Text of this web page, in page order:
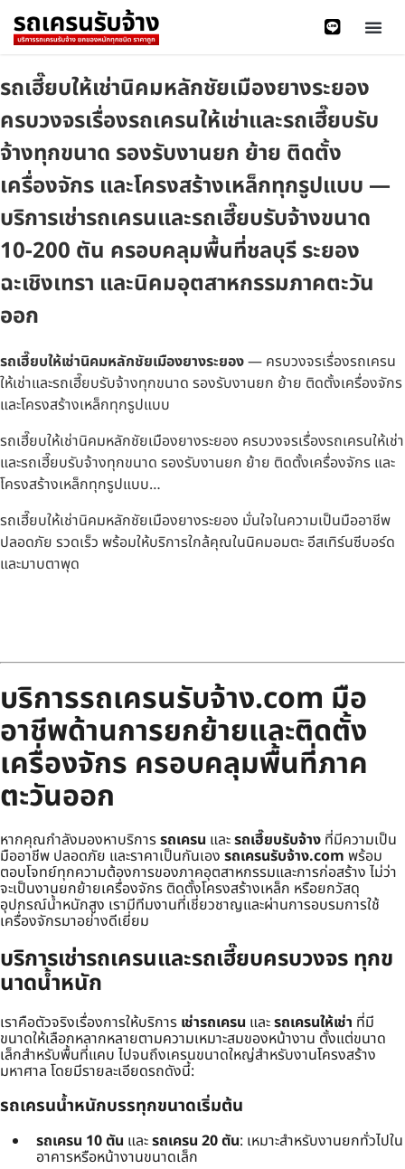
รถเฮี๊ยบให้เช่านิคมหลักชัยเมืองยางระยอง
ครบวงจรเรื่องรถเครนให้เช่าและรถเฮี๊ยบรับ
จ้างทุกขนาด รองรับงานยก ย้าย ติดตั้ง
เครื่องจักร และโครงสร้างเหล็กทุกรูปแบบ —
บริการเช่ารถเครนและรถเฮี๊ยบรับจ้างขนาด
10-200 ตัน ครอบคลุมพื้นที่ชลบุรี ระยอง
ฉะเชิงเทรา และนิคมอุตสาหกรรมภาคตะวัน
ออก
รถเฮี๊ยบให้เช่านิคมหลักชัยเมืองยางระยอง— ครบวงจรเรื่องรถเครน
ให้เช่าและรถเฮี๊ยบรับจ้างทุกขนาด รองรับงานยก ย้าย ติดตั้งเครื่องจักร
และโครงสร้างเหล็กทุกรูปแบบ
รถเฮี๊ยบให้เช่านิคมหลักชัยเมืองยางระยอง ครบวงจรเรื่องรถเครนให้เช่า
และรถเฮี๊ยบรับจ้างทุกขนาด รองรับงานยก ย้าย ติดตั้งเครื่องจักร และ
โครงสร้างเหล็กทุกรูปแบบ…
รถเฮี๊ยบให้เช่านิคมหลักชัยเมืองยางระยอง มั่นใจในความเป็นมืออาชีพ
ปลอดภัย รวดเร็ว พร้อมให้บริการใกล้คุณในนิคมอมตะ อีสเทิร์นซีบอร์ด
และมาบตาพุด
บริการรถเครนรับจ้าง.com มือ
อาชีพด้านการยกย้ายและติดตั้ง
เครื่องจักร ครอบคลุมพื้นที่ภาค
ตะวันออก
หากคุณกำลังมองหาบริการรถเครน และรถเฮี๊ยบรับจ้าง ที่มีความเป็น
มืออาชีพ ปลอดภัย และราคาเป็นกันเอง รถเครนรับจ้าง.com พร้อม
ตอบโจทย์ทุกความต้องการของภาคอุตสาหกรรมและการก่อสร้าง ไม่ว่า
จะเป็นงานยกย้ายเครื่องจักร ติดตั้งโครงสร้างเหล็ก หรือยกวัสดุ
อุปกรณ์น้ำหนักสูง เรามีทีมงานที่เชี่ยวชาญและผ่านการอบรมการใช้
เครื่องจักรมาอย่างดีเยี่ยม
บริการเช่ารถเครนและรถเฮี๊ยบครบวงจร ทุกข
นาดน้ำหนัก
เราคือตัวจริงเรื่องการให้บริการ เช่ารถเครน และรถเครนให้เช่า ที่มี
ขนาดให้เลือกหลากหลายตามความเหมาะสมของหน้างาน ตั้งแต่ขนาด
เล็กสำหรับพื้นที่แคบ ไปจนถึงเครนขนาดใหญ่สำหรับงานโครงสร้าง
มหาศาล โดยมีรายละเอียดรถดังนี้:
รถเครนน้ำหนักบรรทุกขนาดเริ่มต้น
รถเครน 10 ตัน และรถเครน 20 ตัน: เหมาะสำหรับงานยกทั่วไปใน
อาคารหรือหน้างานขนาดเล็ก